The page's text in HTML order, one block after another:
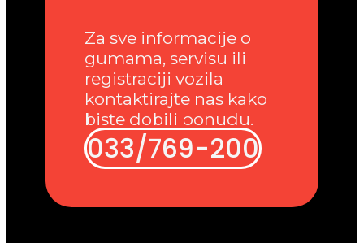
Za sve informacije o
gumama, servisu ili
registraciji vozila
kontaktirajte nas kako
biste dobili ponudu.
033/769-200